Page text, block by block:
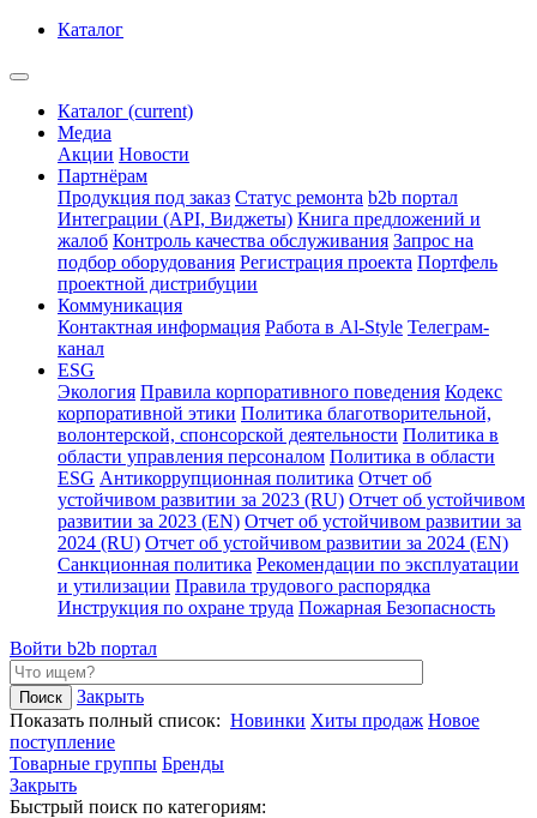
Каталог
Каталог (current)
Медиа
Акции Новости
Партнёрам
Продукция под заказ Статус ремонта b2b портал
Интеграции (API, Виджеты) Книга предложений и
жалоб Контроль качества обслуживания Запрос на
подбор оборудования Регистрация проекта Портфель
проектной дистрибуции
Коммуникация
Контактная информация Работа в Al-Style Телеграм-
канал
ESG
Экология Правила корпоративного поведения Кодекс
корпоративной этики Политика благотворительной,
волонтерской, спонсорской деятельности Политика в
области управления персоналом Политика в области
ESG Антикоррупционная политика Отчет об
устойчивом развитии за 2023 (RU) Отчет об устойчивом
развитии за 2023 (EN) Отчет об устойчивом развитии за
2024 (RU) Отчет об устойчивом развитии за 2024 (EN)
Санкционная политика Рекомендации по эксплуатации
и утилизации Правила трудового распорядка
Инструкция по охране труда Пожарная Безопасность
Войти b2b портал
Закрыть
Показать полный список: Новинки Хиты продаж Новое
поступление
Товарные группы Бренды
Закрыть
Быстрый поиск по категориям: